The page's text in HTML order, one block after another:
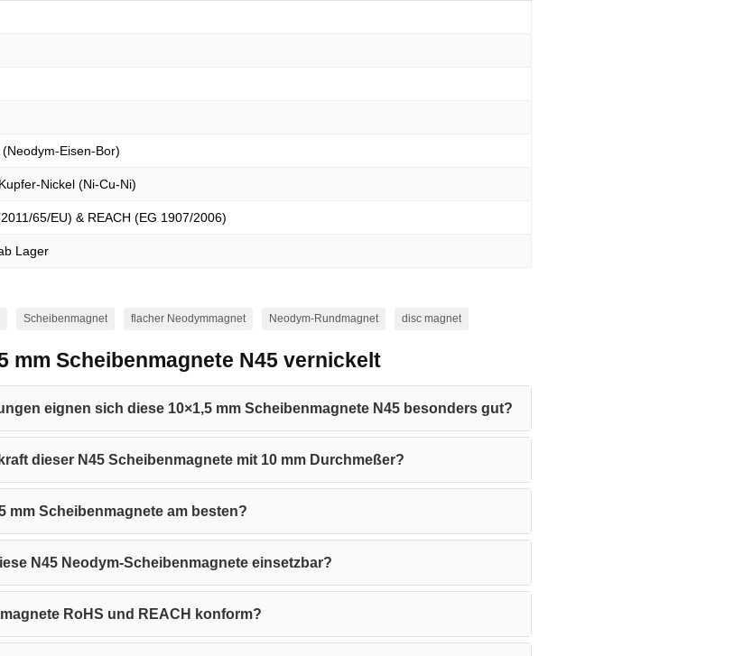
(Neodym-Eisen-Bor)
Nickel (Ni-Cu-Ni)
65/EU) & REACH (EG 1907/2006)
Lager
Scheibenmagnet flacher Neodymmagnet Neodym-Rundmagnet disc magnet
mm Scheibenmagnete N45 vernickelt
eignen sich diese 10×1,5 mm Scheibenmagnete N45 besonders gut?
dieser N45 Scheibenmagnete mit 10 mm Durchmeßer?
mm Scheibenmagnete am besten?
N45 Neodym-Scheibenmagnete einsetzbar?
RoHS und REACH konform?